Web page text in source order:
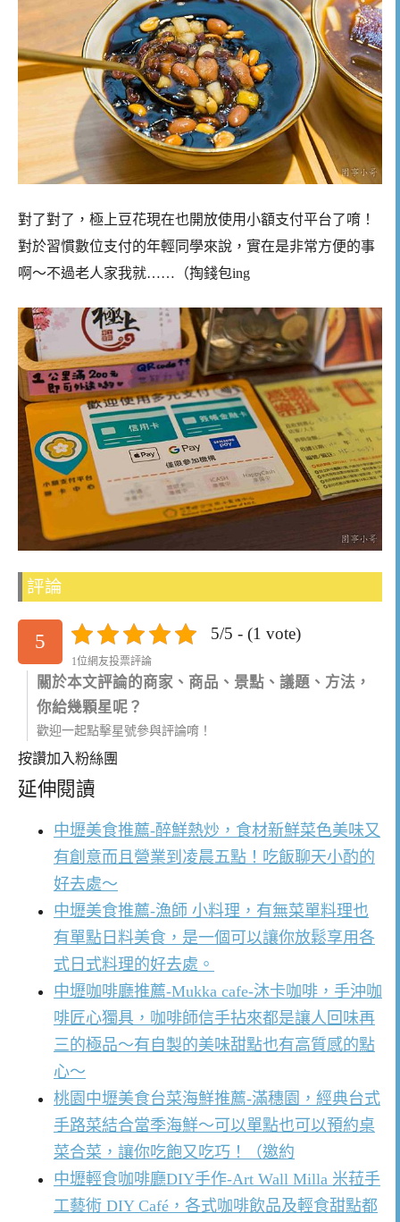
對了對了，極上豆花現在也開放使用小額支付平台了唷！
對於習慣數位支付的年輕同學來說，實在是非常方便的事
啊～不過老人家我就……（掏錢包ing
評論
5 5/5 - (1 vote)
1位網友投票評論
關於本文評論的商家、商品、景點、議題、方法，
你給幾顆星呢？
歡迎一起點擊星號參與評論唷！
按讚加入粉絲團
延伸閱讀
中壢美食推薦-醉鮮熱炒，食材新鮮菜色美味又
有創意而且營業到凌晨五點！吃飯聊天小酌的
好去處～
中壢美食推薦-漁師 小料理，有無菜單料理也
有單點日料美食，是一個可以讓你放鬆享用各
式日式料理的好去處。
中壢咖啡廳推薦-Mukka cafe-沐卡咖啡，手沖咖
啡匠心獨具，咖啡師信手拈來都是讓人回味再
三的極品～有自製的美味甜點也有高質感的點
心～
桃園中壢美食台菜海鮮推薦-滿穗園，經典台式
手路菜結合當季海鮮～可以單點也可以預約桌
菜合菜，讓你吃飽又吃巧！（邀約
中壢輕食咖啡廳DIY手作-Art Wall Milla 米菈手
工藝術 DIY Café，各式咖啡飲品及輕食甜點都